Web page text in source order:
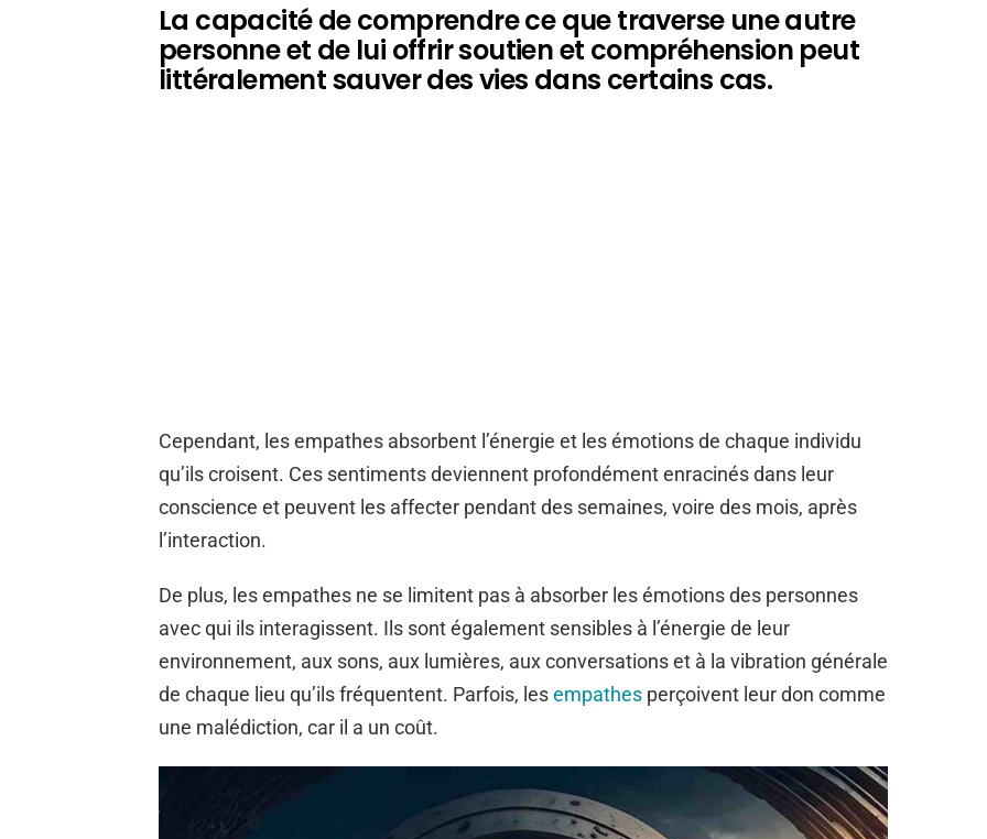
La capacité de comprendre ce que traverse une autre
personne et de lui offrir soutien et compréhension peut
littéralement sauver des vies dans certains cas.
Cependant, les empathes absorbent l’énergie et les émotions de chaque individu
qu’ils croisent. Ces sentiments deviennent profondément enracinés dans leur
conscience et peuvent les affecter pendant des semaines, voire des mois, après
l’interaction.
De plus, les empathes ne se limitent pas à absorber les émotions des personnes
avec qui ils interagissent. Ils sont également sensibles à l’énergie de leur
environnement, aux sons, aux lumières, aux conversations et à la vibration générale
de chaque lieu qu’ils fréquentent. Parfois, lesempathes perçoivent leur don comme
une malédiction, car il a un coût.